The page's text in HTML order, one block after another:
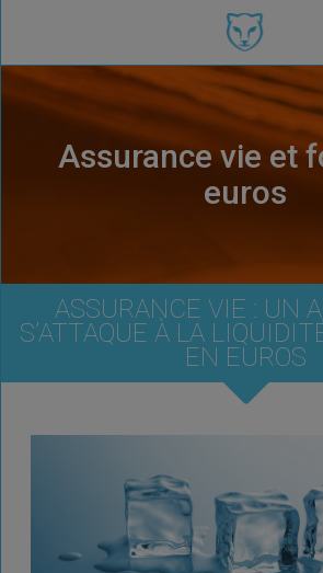
Assurance vie et
euros
ASSURANCE VIE : UN
S’ATTAQUE À LA
EN EUROS